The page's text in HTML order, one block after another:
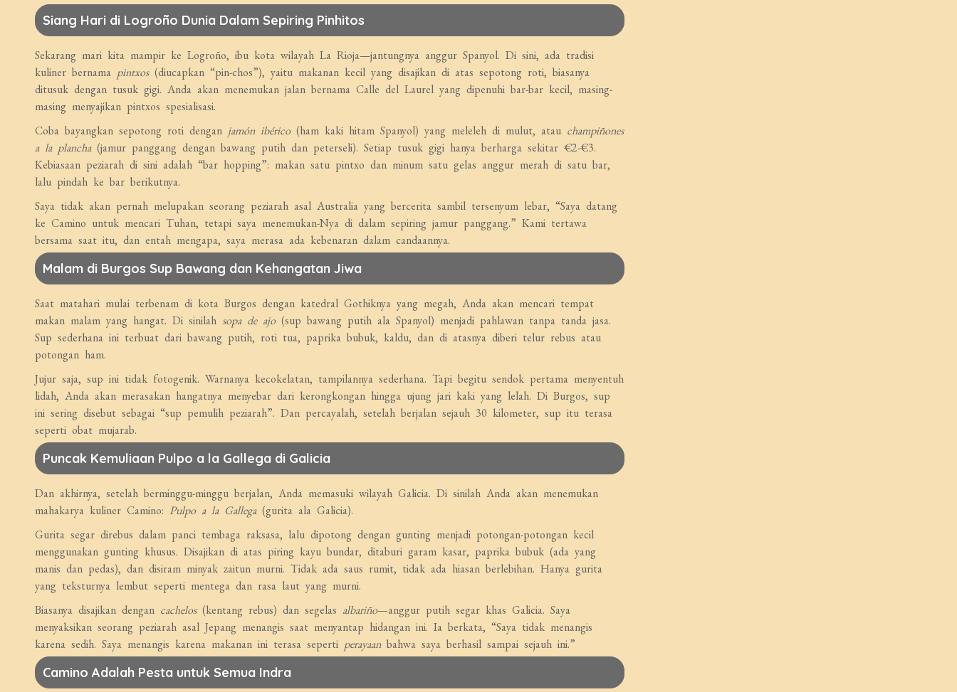
Siang Hari di Logroño Dunia Dalam Sepiring Pinhitos
Sekarang mari kita mampir ke Logroño, ibu kota wilayah La Rioja—jantungnya anggur Spanyol. Di sini, ada tradisi
kuliner bernama pintxos(diucapkan “pin-chos”), yaitu makanan kecil yang disajikan di atas sepotong roti, biasanya
ditusuk dengan tusuk gigi. Anda akan menemukan jalan bernama Calle del Laurel yang dipenuhi bar-bar kecil, masing-
masing menyajikan pintxos spesialisasi.
Coba bayangkan sepotong roti dengan jamón ibérico(ham kaki hitam Spanyol) yang meleleh di mulut, atau champiñones
a la plancha(jamur panggang dengan bawang putih dan peterseli). Setiap tusuk gigi hanya berharga sekitar €2-€3.
Kebiasaan peziarah di sini adalah “bar hopping”: makan satu pintxo dan minum satu gelas anggur merah di satu bar,
lalu pindah ke bar berikutnya.
Saya tidak akan pernah melupakan seorang peziarah asal Australia yang bercerita sambil tersenyum lebar, “Saya datang
ke Camino untuk mencari Tuhan, tetapi saya menemukan-Nya di dalam sepiring jamur panggang.” Kami tertawa
bersama saat itu, dan entah mengapa, saya merasa ada kebenaran dalam candaannya.
Malam di Burgos Sup Bawang dan Kehangatan Jiwa
Saat matahari mulai terbenam di kota Burgos dengan katedral Gothiknya yang megah, Anda akan mencari tempat
makan malam yang hangat. Di sinilah sopa de ajo(sup bawang putih ala Spanyol) menjadi pahlawan tanpa tanda jasa.
Sup sederhana ini terbuat dari bawang putih, roti tua, paprika bubuk, kaldu, dan di atasnya diberi telur rebus atau
potongan ham.
Jujur saja, sup ini tidak fotogenik. Warnanya kecokelatan, tampilannya sederhana. Tapi begitu sendok pertama menyentuh
lidah, Anda akan merasakan hangatnya menyebar dari kerongkongan hingga ujung jari kaki yang lelah. Di Burgos, sup
ini sering disebut sebagai “sup pemulih peziarah”. Dan percayalah, setelah berjalan sejauh 30 kilometer, sup itu terasa
seperti obat mujarab.
Puncak Kemuliaan Pulpo a la Gallega di Galicia
Dan akhirnya, setelah berminggu-minggu berjalan, Anda memasuki wilayah Galicia. Di sinilah Anda akan menemukan
mahakarya kuliner Camino: Pulpo a la Gallega(gurita ala Galicia).
Gurita segar direbus dalam panci tembaga raksasa, lalu dipotong dengan gunting menjadi potongan-potongan kecil
menggunakan gunting khusus. Disajikan di atas piring kayu bundar, ditaburi garam kasar, paprika bubuk (ada yang
manis dan pedas), dan disiram minyak zaitun murni. Tidak ada saus rumit, tidak ada hiasan berlebihan. Hanya gurita
yang teksturnya lembut seperti mentega dan rasa laut yang murni.
Biasanya disajikan dengan cachelos(kentang rebus) dan segelas albariño—anggur putih segar khas Galicia. Saya
menyaksikan seorang peziarah asal Jepang menangis saat menyantap hidangan ini. Ia berkata, “Saya tidak menangis
karena sedih. Saya menangis karena makanan ini terasa seperti perayaanbahwa saya berhasil sampai sejauh ini.”
Camino Adalah Pesta untuk Semua Indra